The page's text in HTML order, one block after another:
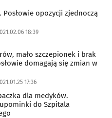
Posłowie opozycji zjednoczą
18:39
mało szczepionek i brak
domagają się zmian w
17:36
dla medyków.
do Szpitala